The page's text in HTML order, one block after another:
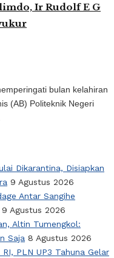
Ir Rudolf E G
bulan kelahiran
(AB) Politeknik Negeri
Dikarantina, Disiapkan
9 Agustus 2026
Antar Sangihe
9 Agustus 2026
Altin Tumengkol:
Saja 8 Agustus 2026
PLN UP3 Tahuna Gelar